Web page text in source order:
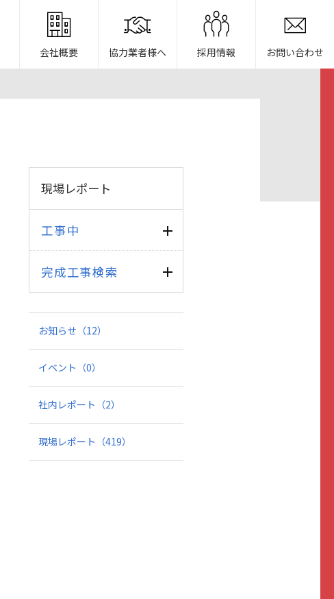
会社概要 協力業者様へ 採用情報 お問い合わせ
現場レポート
工事中
完成工事検索
お知らせ （12）
イベント （0）
社内レポート （2）
現場レポート （419）